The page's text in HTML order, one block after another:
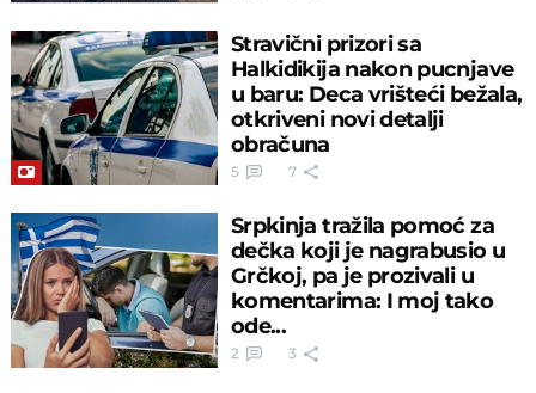
Stravični prizori sa
Halkidikija nakon pucnjave
u baru: Deca vrišteći bežala,
otkriveni novi detalji
obračuna
5 7
Srpkinja tražila pomoć za
dečka koji je nagrabusio u
Grčkoj, pa je prozivali u
komentarima: I moj tako
ode...
2 3